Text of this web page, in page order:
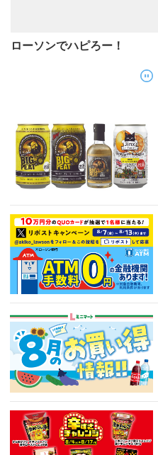
ローソンでハピろー！